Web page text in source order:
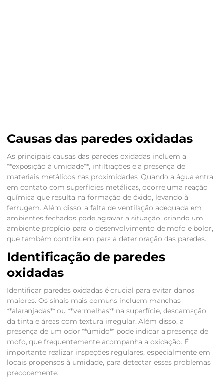
Causas das paredes oxidadas
As principais causas das paredes oxidadas incluem a
**exposição à umidade**, infiltrações e a presença de
materiais metálicos nas proximidades. Quando a água entra
em contato com superfícies metálicas, ocorre uma reação
química que resulta na formação de óxido, levando à
ferrugem. Além disso, a falta de ventilação adequada em
ambientes fechados pode agravar a situação, criando um
ambiente propício para o desenvolvimento de mofo e bolor,
que também contribuem para a deterioração das paredes.
Identificação de paredes
oxidadas
Identificar paredes oxidadas é crucial para evitar danos
maiores. Os sinais mais comuns incluem manchas
**alaranjadas** ou **vermelhas** na superfície, descamação
da tinta e áreas com textura irregular. Além disso, a
presença de um odor **úmido** pode indicar a presença de
mofo, que frequentemente acompanha a oxidação. É
importante realizar inspeções regulares, especialmente em
locais propensos à umidade, para detectar esses problemas
precocemente.